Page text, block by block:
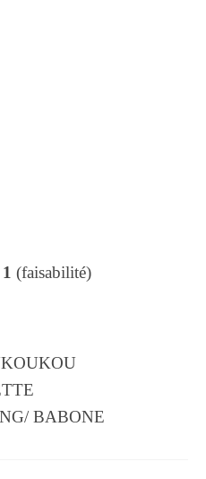
(faisabilité)
BABONE